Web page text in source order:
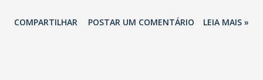
COMPARTILHAR POSTAR UM COMENTÁRIO LEIA MAIS »